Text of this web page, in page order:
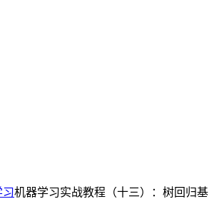
习机器学习实战教程（十三）：树回归基